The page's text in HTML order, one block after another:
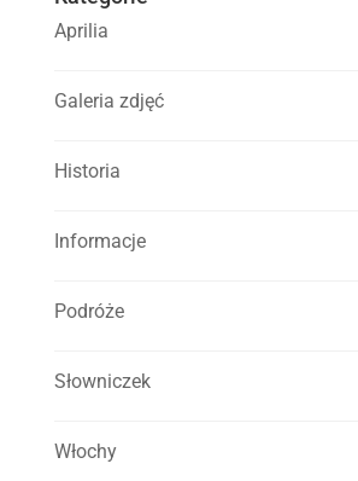
Aprilia
Galeria zdjęć
Historia
Informacje
Podróże
Słowniczek
Włochy